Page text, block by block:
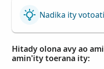
Nadika ity
Hitady olona avy ao
amin'ity toerana ity: